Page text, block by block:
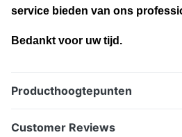
service bieden van ons
Bedankt voor uw tijd.
Producthoogtepunten
Customer Reviews